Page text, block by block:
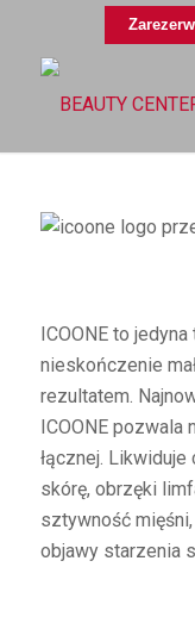
ICOONE to
nieskończenie
rezultatem.
ICOONE pozwala
łącznej.
skórę, obrzęki
sztywność
objawy starzenia